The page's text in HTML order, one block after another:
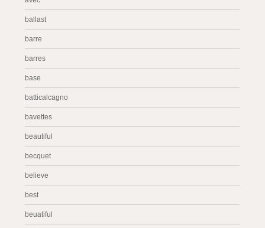
ballast
barre
barres
base
batticalcagno
bavettes
beautiful
becquet
believe
best
beuatiful